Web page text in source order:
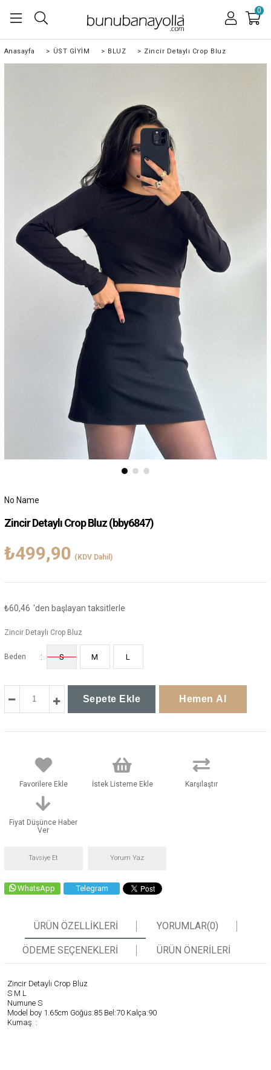
0
Anasayfa > ÜST GİYİM > BLUZ > Zincir Detaylı Crop Bluz
No Name
Zincir Detaylı Crop Bluz(bby6847)
₺499,90 (KDV Dahil)
₺60,46 'den başlayan taksitlerle
Zincir Detaylı Crop Bluz
Beden : S M L
Favorilere Ekle İstek Listeme Ekle Karşılaştır
Fiyat Düşünce Haber
Ver
Tavsiye Et Yorum Yaz
WhatsApp Telegram
ÜRÜN ÖZELLIKLERI YORUMLAR(0)
ÖDEME SEÇENEKLERI ÜRÜN ÖNERILERI
Zincir Detaylı Crop Bluz
S M L
Numune S
Model boy 1.65cm Göğüs:85 Bel:70 Kalça:90
Kumaş :